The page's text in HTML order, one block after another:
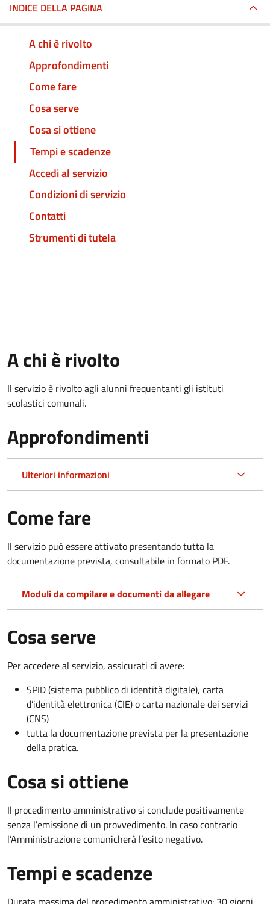
INDICE DELLA PAGINA
A chi è rivolto
Approfondimenti
Come fare
Cosa serve
Cosa si ottiene
Tempi e scadenze
Accedi al servizio
Condizioni di servizio
Contatti
Strumenti di tutela
A chi è rivolto
Il servizio è rivolto agli alunni frequentanti gli istituti
scolastici comunali.
Approfondimenti
Ulteriori informazioni
Come fare
Il servizio può essere attivato presentando tutta la
documentazione prevista, consultabile in formato PDF.
Moduli da compilare e documenti da allegare
Cosa serve
Per accedere al servizio, assicurati di avere:
SPID (sistema pubblico di identità digitale), carta
d’identità elettronica (CIE) o carta nazionale dei servizi
(CNS)
tutta la documentazione prevista per la presentazione
della pratica.
Cosa si ottiene
Il procedimento amministrativo si conclude positivamente
senza l’emissione di un provvedimento. In caso contrario
l’Amministrazione comunicherà l’esito negativo.
Tempi e scadenze